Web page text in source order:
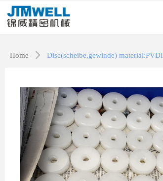
Home ꄲ Disc(scheibe,gewinde)